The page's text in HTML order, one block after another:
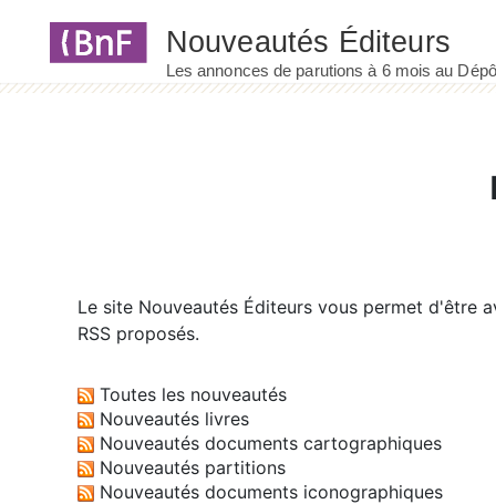
Le site Nouveautés Éditeurs vous permet d'être
RSS proposés.
Toutes les nouveautés
Nouveautés livres
Nouveautés documents cartographiques
Nouveautés partitions
Nouveautés documents iconographiques